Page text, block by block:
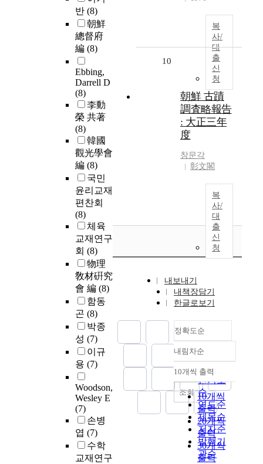
반 (8)
朝鮮
總督府
編 (8)
Ebbing,
Darrell D
(8)
李動
榮 共著
(8)
韓國
觀光學會
編 (8)
국민
윤리교재
편찬회
(8)
체육
교재연구
회 (8)
物理
敎材硏究
會 編 (8)
함동
곤 (8)
박종
성 (7)
이규
용 (7)
Woodson,
Wesley E
(7)
손병
엽 (7)
수학
교재연구
복
사/
대
출
신
청
10
朝鮮 古蹟
調査略報告
: 大正三年
度
창문각
彰文閣
복
사/
대
출
신
청
내보내기
내책장담기
한글로보기
정확도순
정확도
순
인기도
순
연도순
제목순
저자순
발행기
관순
내림차순
내림차순
10개씩 출력
10개씩
출력
20개씩
출력
30개씩
출력
조회